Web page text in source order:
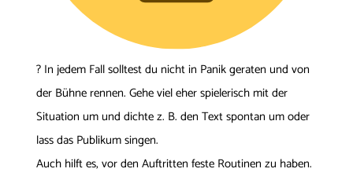
? In jedem Fall solltest du nicht in Panik geraten und von
der Bühne rennen. Gehe viel eher spielerisch mit der
Situation um und dichte z. B. den Text spontan um oder
lass das Publikum singen.
Auch hilft es, vor den Auftritten feste Routinen zu haben.